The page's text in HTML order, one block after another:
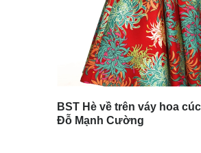
BST Hè về trên váy hoa
Đỗ Mạnh Cường